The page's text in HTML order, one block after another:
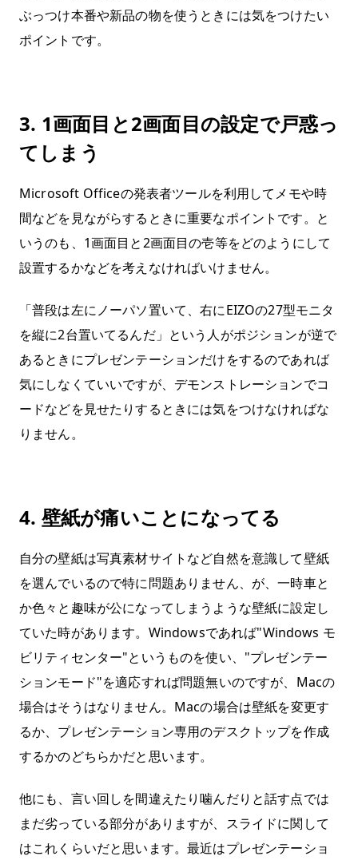
ぶっつけ本番や新品の物を使うときには気をつけたい
ポイントです。
3. 1画面目と2画面目の設定で戸惑っ
てしまう
Microsoft Officeの発表者ツールを利用してメモや時
間などを見ながらするときに重要なポイントです。と
いうのも、1画面目と2画面目の壱等をどのようにして
設置するかなどを考えなければいけません。
「普段は左にノーパソ置いて、右にEIZOの27型モニタ
を縦に2台置いてるんだ」という人がポジションが逆で
あるときにプレゼンテーションだけをするのであれば
気にしなくていいですが、デモンストレーションでコ
ードなどを見せたりするときには気をつけなければな
りません。
4. 壁紙が痛いことになってる
自分の壁紙は写真素材サイトなど自然を意識して壁紙
を選んでいるので特に問題ありません、が、一時車と
か色々と趣味が公になってしまうような壁紙に設定し
ていた時があります。Windowsであれば"Windows モ
ビリティセンター"というものを使い、"プレゼンテー
ションモード"を適応すれば問題無いのですが、Macの
場合はそうはなりません。Macの場合は壁紙を変更す
るか、プレゼンテーション専用のデスクトップを作成
するかのどちらかだと思います。
他にも、言い回しを間違えたり噛んだりと話す点では
まだ劣っている部分がありますが、スライドに関して
はこれくらいだと思います。最近はプレゼンテーショ